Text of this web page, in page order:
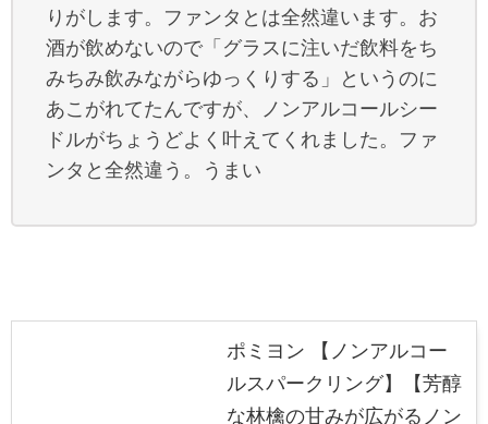
りがします。ファンタとは全然違います。お
酒が飲めないので「グラスに注いだ飲料をち
みちみ飲みながらゆっくりする」というのに
あこがれてたんですが、ノンアルコールシー
ドルがちょうどよく叶えてくれました。ファ
ンタと全然違う。うまい
ポミヨン 【ノンアルコー
ルスパークリング】【芳醇
な林檎の甘みが広がるノン